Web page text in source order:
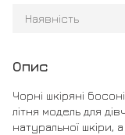
Наявність
Опис
Чорні шкіряні
літня модель для
натуральної шкіри,